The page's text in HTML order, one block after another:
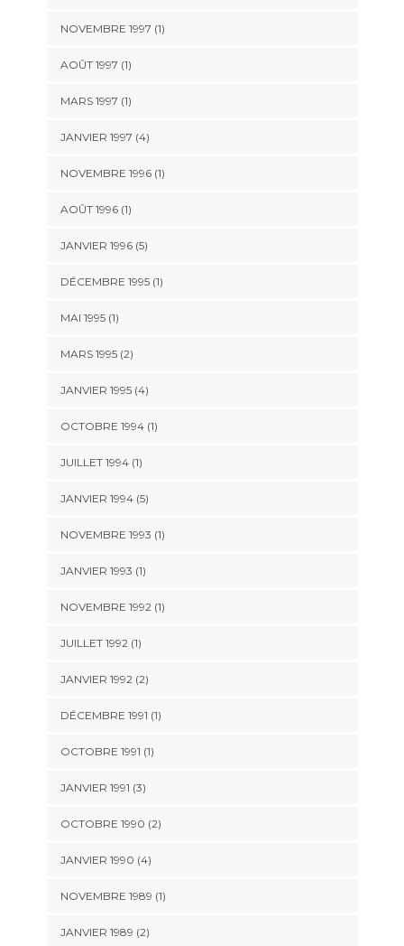
NOVEMBRE 1997 (1)
AOÛT 1997 (1)
MARS 1997 (1)
JANVIER 1997 (4)
NOVEMBRE 1996 (1)
AOÛT 1996 (1)
JANVIER 1996 (5)
DÉCEMBRE 1995 (1)
MAI 1995 (1)
MARS 1995 (2)
JANVIER 1995 (4)
OCTOBRE 1994 (1)
JUILLET 1994 (1)
JANVIER 1994 (5)
NOVEMBRE 1993 (1)
JANVIER 1993 (1)
NOVEMBRE 1992 (1)
JUILLET 1992 (1)
JANVIER 1992 (2)
DÉCEMBRE 1991 (1)
OCTOBRE 1991 (1)
JANVIER 1991 (3)
OCTOBRE 1990 (2)
JANVIER 1990 (4)
NOVEMBRE 1989 (1)
JANVIER 1989 (2)